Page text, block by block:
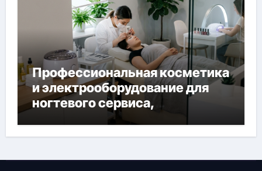
Профессиональная косметика
и электрооборудование для
ногтевого сервиса,
наращивания ресниц и
депиляции